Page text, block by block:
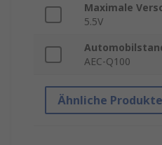
Maximale
5.5V
AEC-Q100
Ähnliche